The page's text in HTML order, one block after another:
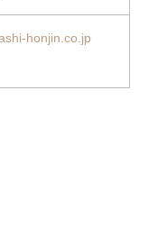
honjin.co.jp